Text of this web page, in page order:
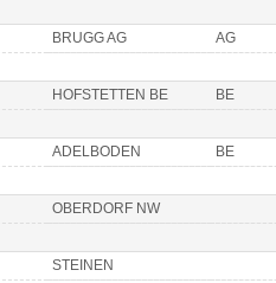
BRUGG AG AG
HOFSTETTEN BE BE
ADELBODEN BE
OBERDORF NW
STEINEN